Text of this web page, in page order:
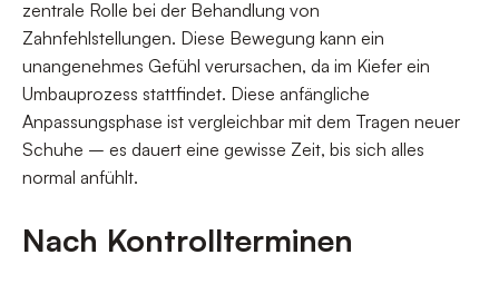
zentrale Rolle bei der Behandlung von
Zahnfehlstellungen. Diese Bewegung kann ein
unangenehmes Gefühl verursachen, da im Kiefer ein
Umbauprozess stattfindet. Diese anfängliche
Anpassungsphase ist vergleichbar mit dem Tragen neuer
Schuhe – es dauert eine gewisse Zeit, bis sich alles
normal anfühlt.
Nach Kontrollterminen